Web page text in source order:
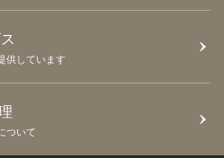
供しています
ついて